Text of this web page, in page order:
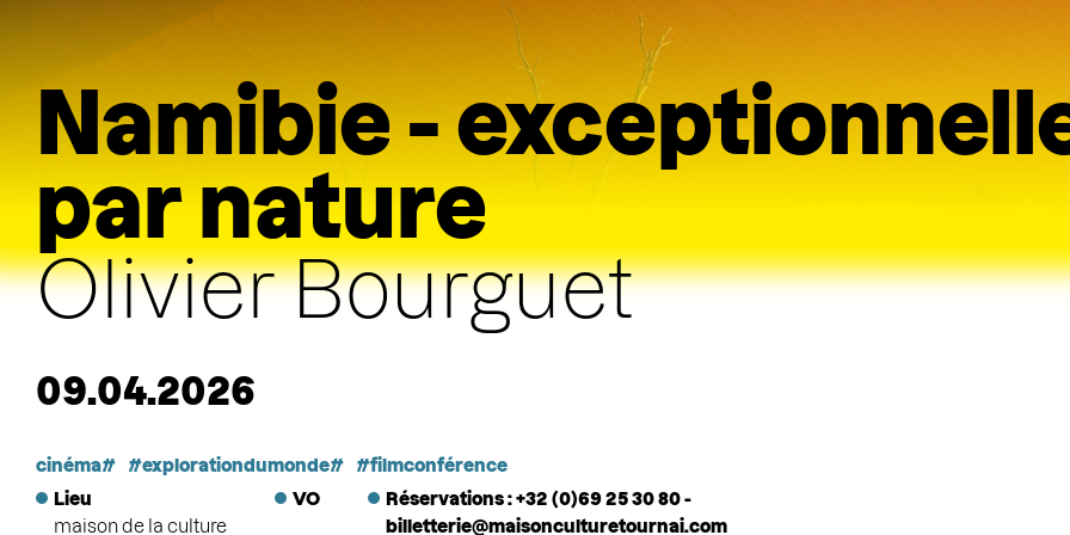
Namibie -
par nature
Olivier Bourguet
09.04.2026
cinéma explorationdumonde
filmconférence
Lieu
maison de la culture
VO
Réservations : +32 (0)69 25 30 80 -
billetterie@maisonculturetournai.com